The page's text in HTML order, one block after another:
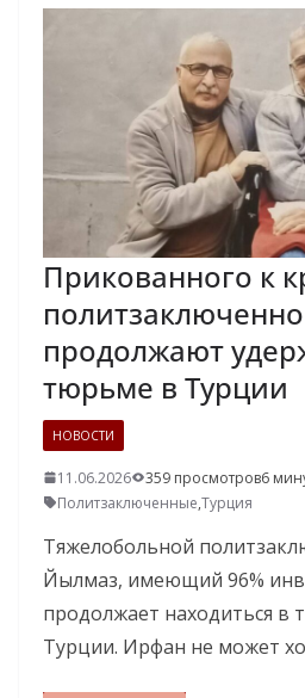
Прикованного к
продолжают
тюрьме в Турции
НОВОСТИ
11.06.2026 359 просмотров6
Политзаключенные,Турция
Тяжелобольной
Йылмаз, имеющий 96%
продолжает находиться в
Турции. Ирфан не может